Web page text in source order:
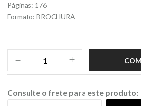
Páginas: 176
Formato: BROCHURA
Consulte o frete para este produto: